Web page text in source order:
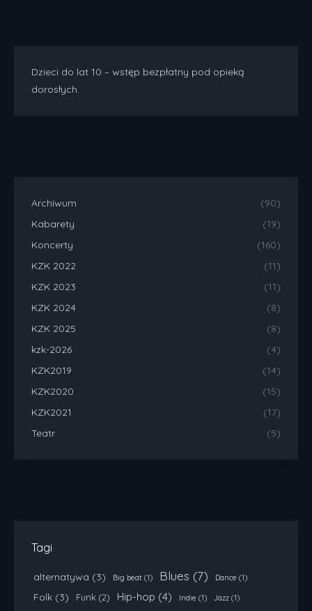
Dzieci do lat 10 – wstęp bezpłatny pod opieką
dorosłych.
Archiwum
(90)
Kabarety
(19)
Koncerty
(160)
KZK 2022
(11)
KZK 2023
(11)
KZK 2024
(8)
KZK 2025
(8)
kzk-2026
(4)
KZK2019
(14)
KZK2020
(15)
KZK2021
(17)
Teatr
(5)
Tagi
alternatywa (3) Big beat (1) Blues (7) Dance (1)
Folk (3) Funk (2) Hip-hop (4) Indie (1) Jazz (1)